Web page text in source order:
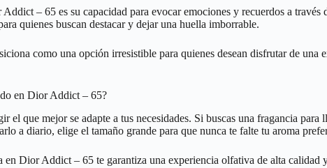
– 65 es su capacidad para evocar emociones y recuerdos a
quienes buscan destacar y dejar una huella imborrable.
como una opción irresistible para quienes desean disfrutar de
en Dior Addict – 65?
el que mejor se adapte a tus necesidades. Si buscas una fragancia
a diario, elige el tamaño grande para que nunca te falte tu aroma
en Dior Addict – 65 te garantiza una experiencia olfativa de alta calidad